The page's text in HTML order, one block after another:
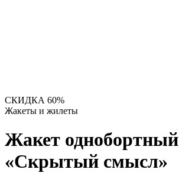
СКИДКА 60%
Жакеты и жилеты
Жакет однобортный
«Скрытый смысл»